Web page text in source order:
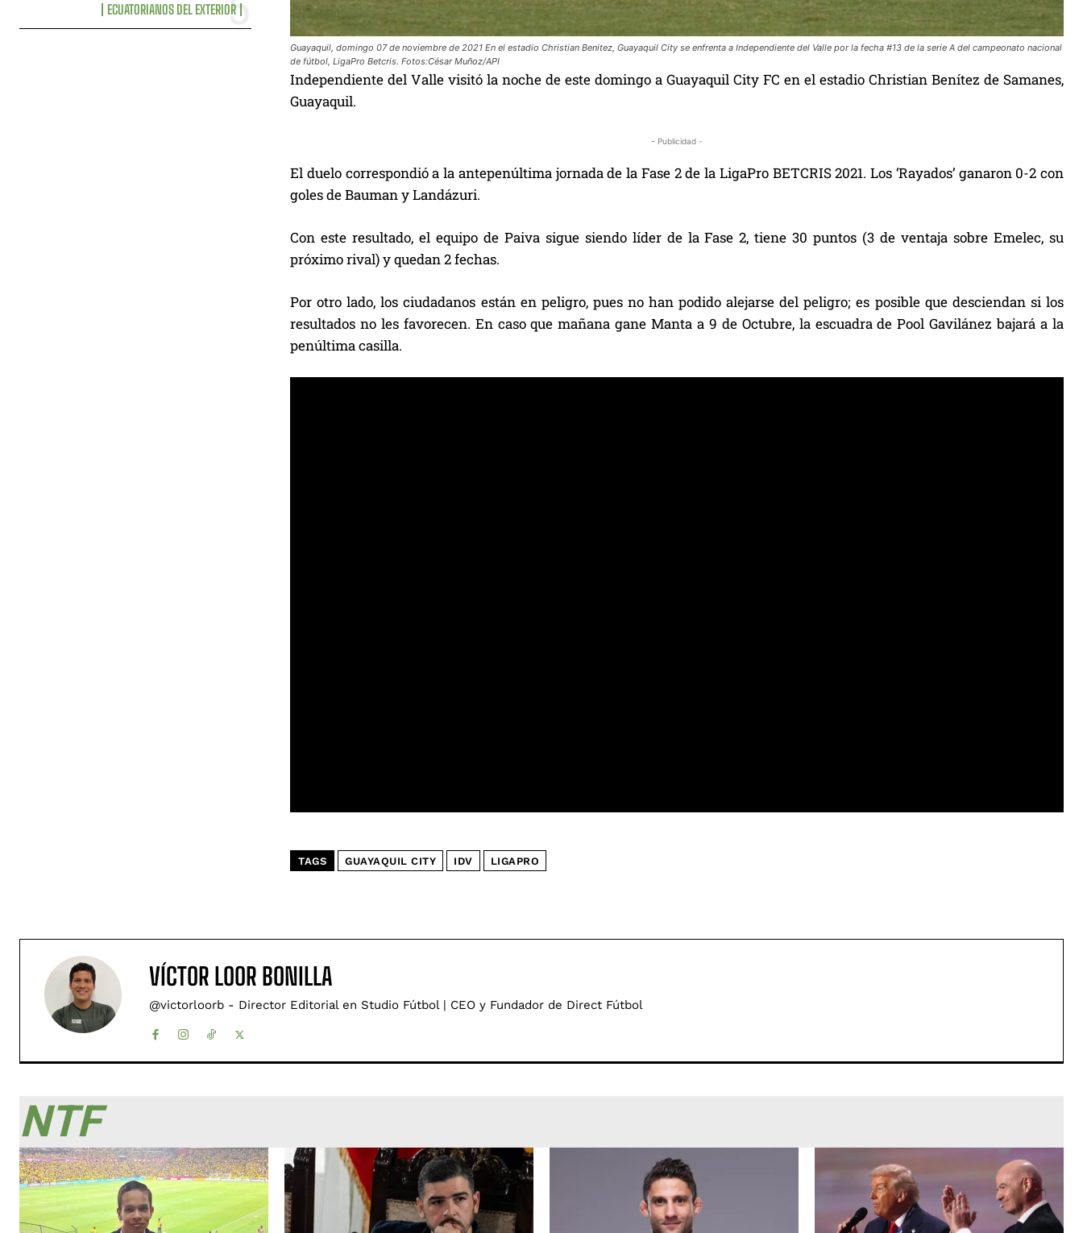
ECUATORIANOS DEL EXTERIOR
Guayaquil, domingo 07 de noviembre de 2021 En el estadio Christian Benitez, Guayaquil City se enfrenta a Independiente del Valle por la fecha #13 de la serie A del campeonato nacional
de fútbol, LigaPro Betcris. Fotos:César Muñoz/API
Independiente del Valle visitó la noche de este domingo a Guayaquil City FC en el estadio Christian Benítez de Samanes,
Guayaquil.
- Publicidad -
El duelo correspondió a la antepenúltima jornada de la Fase 2 de la LigaPro BETCRIS 2021. Los ‘Rayados’ ganaron 0-2 con
goles de Bauman y Landázuri.
Con este resultado, el equipo de Paiva sigue siendo líder de la Fase 2, tiene 30 puntos (3 de ventaja sobre Emelec, su
próximo rival) y quedan 2 fechas.
Por otro lado, los ciudadanos están en peligro, pues no han podido alejarse del peligro; es posible que desciendan si los
resultados no les favorecen. En caso que mañana gane Manta a 9 de Octubre, la escuadra de Pool Gavilánez bajará a la
penúltima casilla.
TAGS GUAYAQUIL CITY IDV LIGAPRO
VÍCTOR LOOR BONILLA
@victorloorb - Director Editorial en Studio Fútbol | CEO y Fundador de Direct Fútbol
NTF